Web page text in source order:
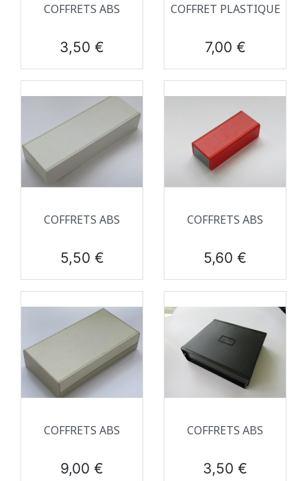
COFFRETS ABS
Prix
3,50 €
COFFRET PLASTIQUE
Prix
7,00 €
COFFRETS ABS
Prix
5,50 €
COFFRETS ABS
Prix
5,60 €
COFFRETS ABS
Prix
9,00 €
COFFRETS ABS
Prix
3,50 €